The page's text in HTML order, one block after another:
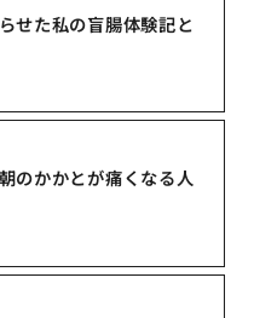
せた私の盲腸体験記と
のかかとが痛くなる人